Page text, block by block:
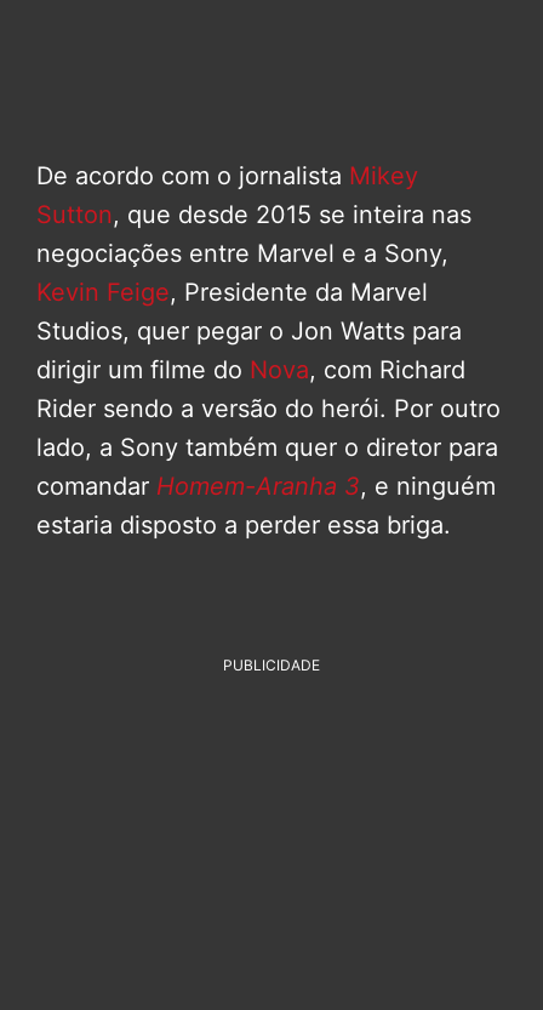
De acordo com o jornalista Mikey
Sutton, que desde 2015 se inteira nas
negociações entre Marvel e a Sony,
Kevin Feige, Presidente da Marvel
Studios, quer pegar o Jon Watts para
dirigir um filme do Nova, com Richard
Rider sendo a versão do herói. Por outro
lado, a Sony também quer o diretor para
comandar Homem-Aranha 3, e ninguém
estaria disposto a perder essa briga.
PUBLICIDADE